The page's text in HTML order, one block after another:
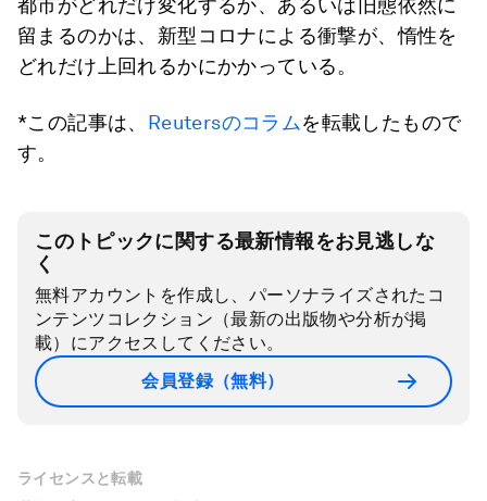
都市がどれだけ変化するか、あるいは旧態依然に
留まるのかは、新型コロナによる衝撃が、惰性を
どれだけ上回れるかにかかっている。
*この記事は、 Reutersのコラムを転載したもので
す。
このトピックに関する最新情報をお見逃しな
く
無料アカウントを作成し、パーソナライズされたコ
ンテンツコレクション（最新の出版物や分析が掲
載）にアクセスしてください。
会員登録（無料）
ライセンスと転載